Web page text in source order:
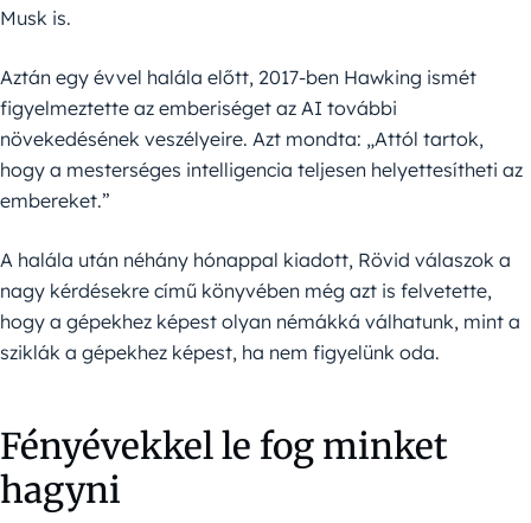
Musk is.
Aztán egy évvel halála előtt, 2017-ben Hawking ismét
figyelmeztette az emberiséget az AI további
növekedésének veszélyeire. Azt mondta: „Attól tartok,
hogy a mesterséges intelligencia teljesen helyettesítheti az
embereket.”
A halála után néhány hónappal kiadott, Rövid válaszok a
nagy kérdésekre című könyvében még azt is felvetette,
hogy a gépekhez képest olyan némákká válhatunk, mint a
sziklák a gépekhez képest, ha nem figyelünk oda.
Fényévekkel le fog minket
hagyni